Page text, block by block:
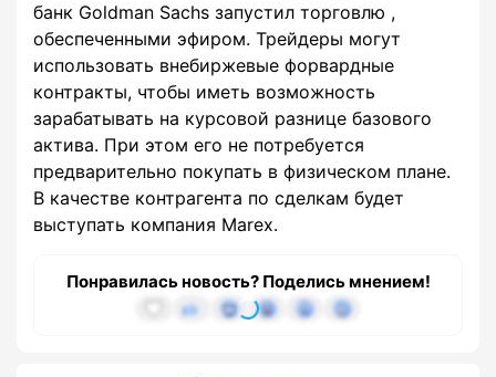
банк Goldman Sachs запустил торговлю ,
обеспеченными эфиром. Трейдеры могут
использовать внебиржевые форвардные
контракты, чтобы иметь возможность
зарабатывать на курсовой разнице базового
актива. При этом его не потребуется
предварительно покупать в физическом плане.
В качестве контрагента по сделкам будет
выступать компания Marex.
Понравилась новость? Поделись мнением!